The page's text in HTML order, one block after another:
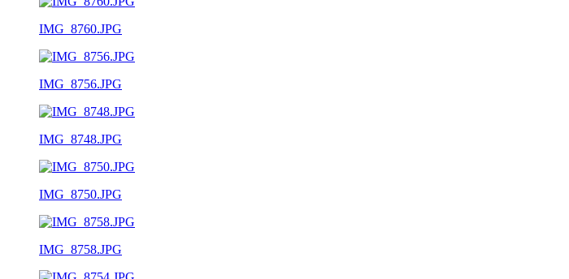
IMG_8760.JPG
IMG_8756.JPG
IMG_8748.JPG
IMG_8750.JPG
IMG_8758.JPG